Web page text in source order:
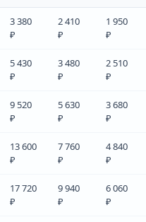
3 380
₽
2 410
₽
1 950
₽
5 430
₽
3 480
₽
2 510
₽
9 520
₽
5 630
₽
3 680
₽
13 600
₽
7 760
₽
4 840
₽
17 720
₽
9 940
₽
6 060
₽